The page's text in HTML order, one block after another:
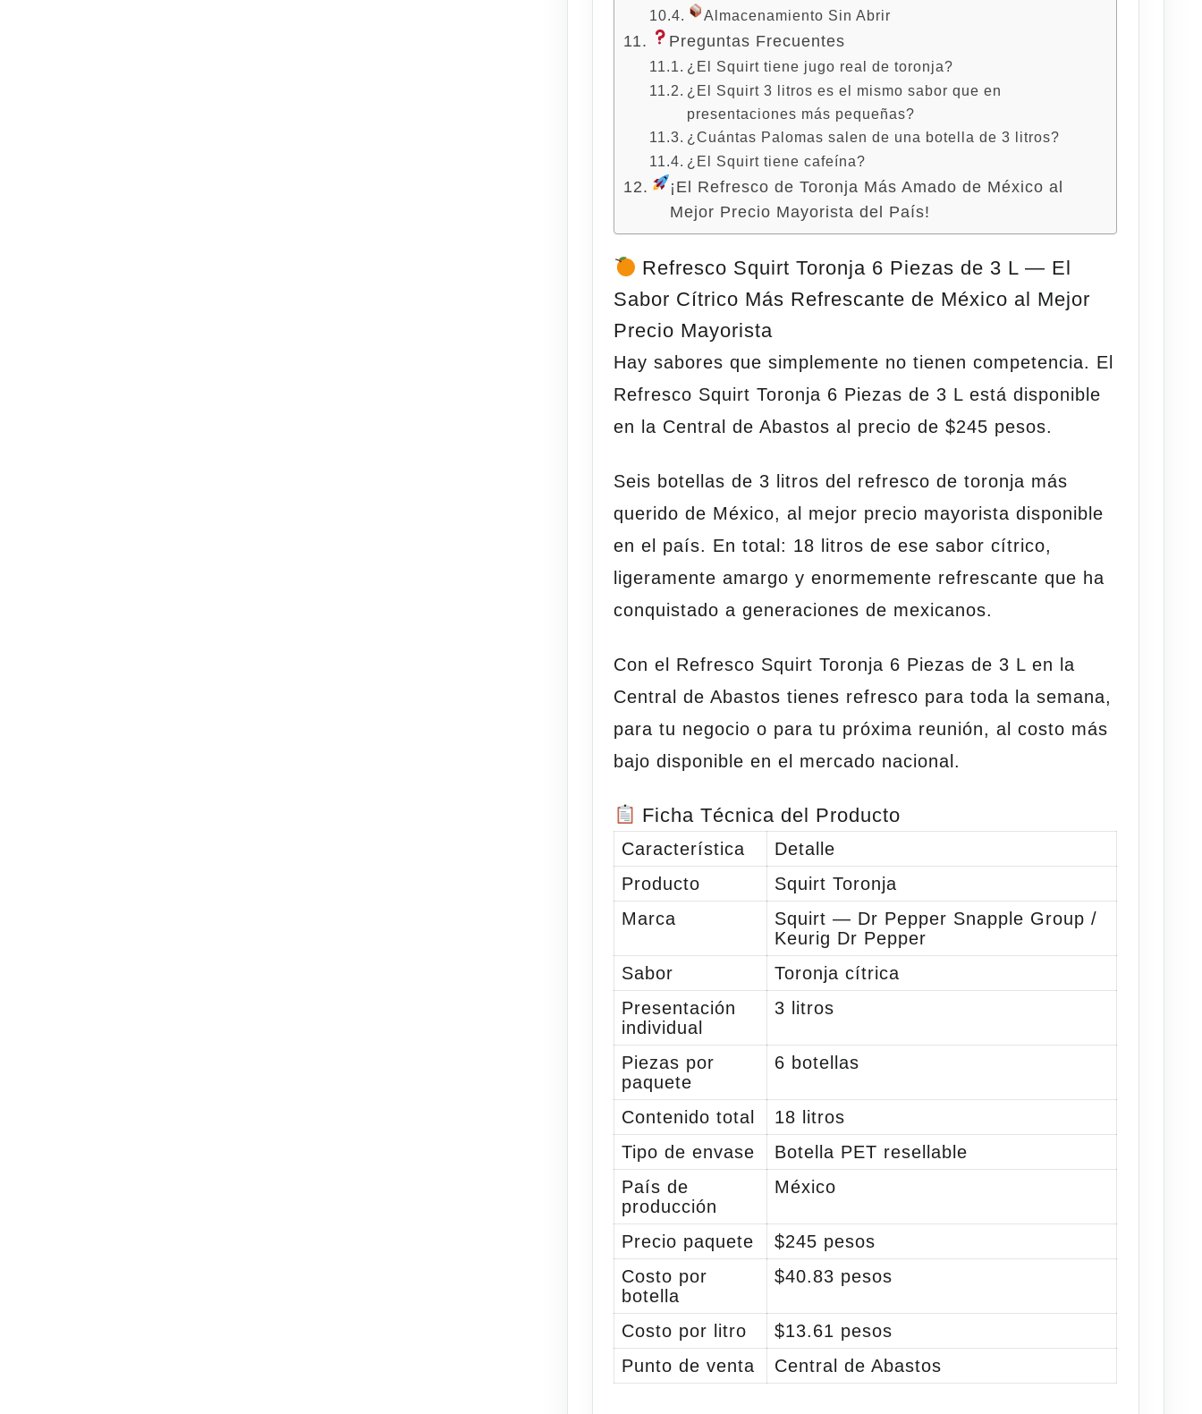
Almacenamiento Sin Abrir
Preguntas Frecuentes
¿El Squirt tiene jugo real de toronja?
¿El Squirt 3 litros es el mismo sabor que en
presentaciones más pequeñas?
¿Cuántas Palomas salen de una botella de 3 litros?
¿El Squirt tiene cafeína?
¡El Refresco de Toronja Más Amado de México al
Mejor Precio Mayorista del País!
Refresco Squirt Toronja 6 Piezas de 3 L — El
Sabor Cítrico Más Refrescante de México al Mejor
Precio Mayorista
Hay sabores que simplemente no tienen competencia. El
Refresco Squirt Toronja 6 Piezas de 3 L está disponible
en la Central de Abastos al precio de$245 pesos.
Seis botellas de 3 litros del refresco de toronja más
querido de México, al mejor precio mayorista disponible
en el país. En total: 18 litros de ese sabor cítrico,
ligeramente amargo y enormemente refrescante que ha
conquistado a generaciones de mexicanos.
Con el Refresco Squirt Toronja 6 Piezas de 3 L en la
Central de Abastos tienes refresco para toda la semana,
para tu negocio o para tu próxima reunión, al costo más
bajo disponible en el mercado nacional.
Ficha Técnica del Producto
Característica
Detalle
Producto
Squirt Toronja
Marca
Squirt — Dr Pepper Snapple Group /
Keurig Dr Pepper
Sabor
Toronja cítrica
Presentación
individual
3 litros
Piezas por
paquete
6 botellas
Contenido total
18 litros
Tipo de envase
Botella PET resellable
País de
producción
México
Precio paquete
$245 pesos
Costo por
botella
$40.83 pesos
Costo por litro
$13.61 pesos
Punto de venta
Central de Abastos